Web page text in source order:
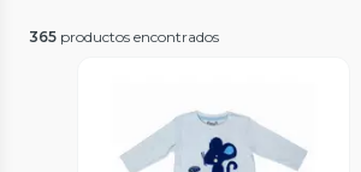
365 productos encontrados